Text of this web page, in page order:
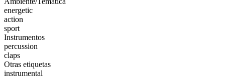
energetic
action
sport
Instrumentos
percussion
claps
Otras etiquetas
instrumental